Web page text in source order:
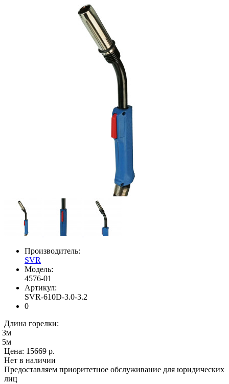
Производитель:
SVR
Модель:
4576-01
Артикул:
SVR-610D-3.0-3.2
0
Длина горелки:
3м
5м
Цена: 15669 р.
Нет в наличии
Предоставляем приоритетное обслуживание для юридических
лиц